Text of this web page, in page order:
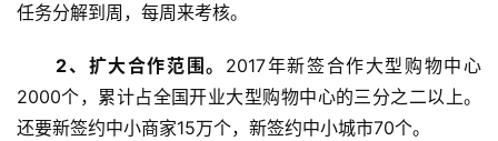
任务分解到周，每周来考核。
2、扩大合作范围。 2017年新签合作大型购物中心
2000个，累计占全国开业大型购物中心的三分之二以上。
还要新签约中小商家15万个，新签约中小城市70个。